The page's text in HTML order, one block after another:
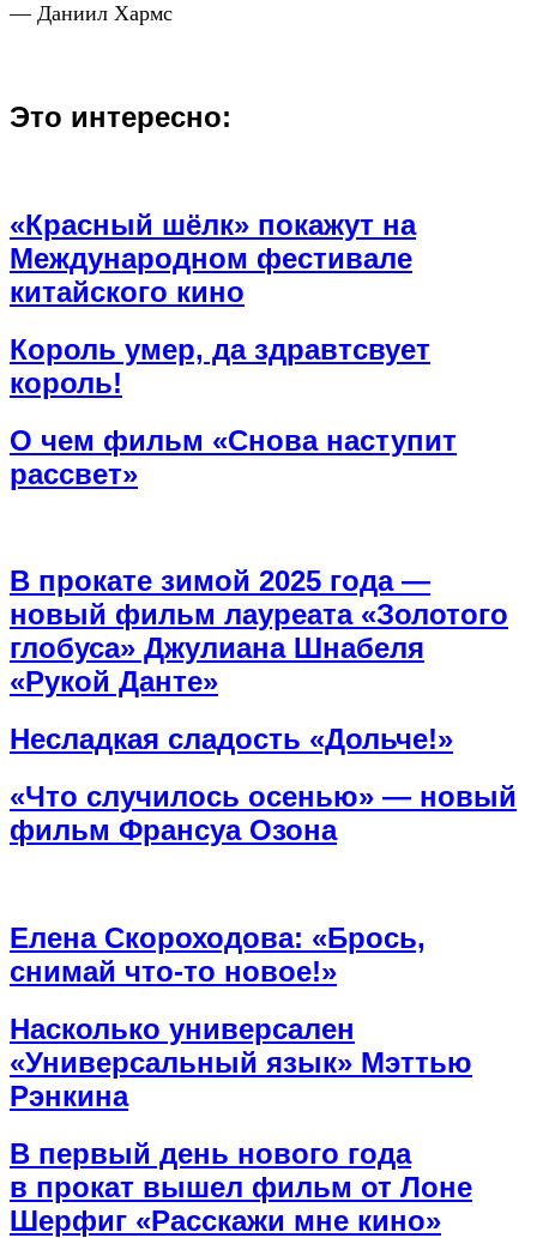
— Даниил Хармс
Это интересно:
«Красный шёлк» покажут на
Международном фестивале
китайского кино
Король умер, да здравтсвует
король!
О чем фильм «Снова наступит
рассвет»
В прокате зимой 2025 года —
новый фильм лауреата «Золотого
глобуса» Джулиана Шнабеля
«Рукой Данте»
Несладкая сладость «Дольче!»
«Что случилось осенью» — новый
фильм Франсуа Озона
Елена Скороходова: «Брось,
снимай что-то новое!»
Насколько универсален
«Универсальный язык» Мэттью
Рэнкина
В первый день нового года
в прокат вышел фильм от Лоне
Шерфиг «Расскажи мне кино»